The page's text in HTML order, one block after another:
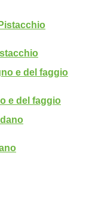
e del faggio